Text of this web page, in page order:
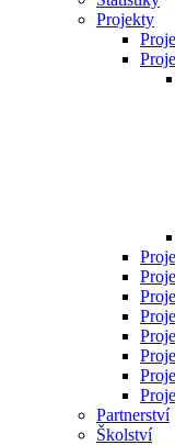
Projekty
Partnerství
Školství